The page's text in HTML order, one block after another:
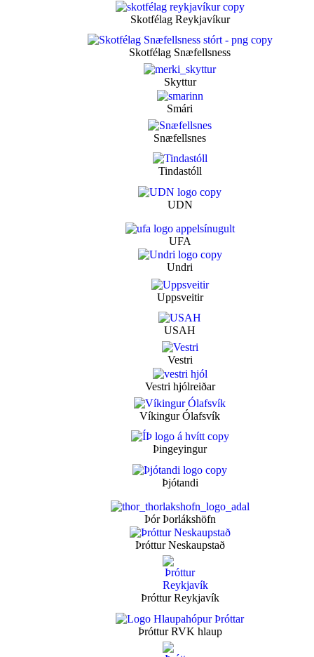
Skotfélag Reykjavíkur
Skotfélag Snæfellsness
Skyttur
Smári
Snæfellsnes
Tindastóll
UDN
UFA
Undri
Uppsveitir
USAH
Vestri
Vestri hjólreiðar
Víkingur Ólafsvík
Þingeyingur
Þjótandi
Þór Þorlákshöfn
Þróttur Neskaupstað
Þróttur Reykjavík
Þróttur RVK hlaup